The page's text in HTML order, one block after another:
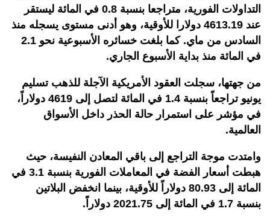
التداولات الفورية، متراجعا بنسبة 0.8 في المائة ليستقر
عند 4613.19 دولارا للأوقية، وهو أدنى مستوى يسجله منذ
السادس من ماي. كما بلغت خسائره الأسبوعية نحو 2.1
في المائة منذ بداية الأسبوع الجاري.
من جهتها، سجلت العقود الأمريكية الآجلة للذهب تسليم
يونيو تراجعاً بنسبة 1.4 في المائة لتصل إلى 4619 دولاراً،
في مؤشر على استمرار حالة الحذر داخل الأسواق
العالمية.
وامتدت موجة التراجع إلى باقي المعادن النفيسة، حيث
هبطت أسعار الفضة في المعاملات الفورية بنسبة 3.1 في
المائة إلى 80.93 دولاراً للأوقية، بينما انخفض البلاتين
بنسبة 1.7 في المائة إلى 2021.75 دولاراً
.